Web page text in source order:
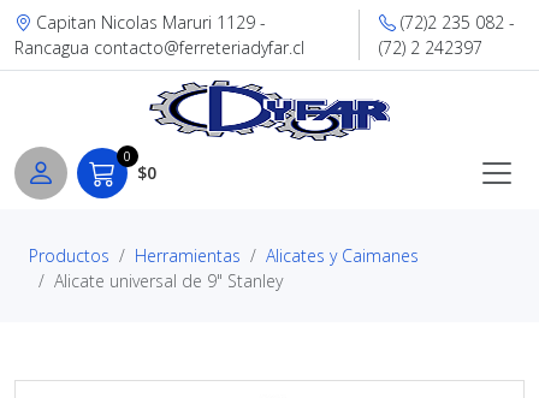
Capitan Nicolas Maruri 1129 -
Rancagua contacto@ferreteriadyfar.cl
(72)2 235 082 -
(72) 2 242397
0
$0
Productos Herramientas
Alicates y Caimanes
Alicate universal de 9" Stanley